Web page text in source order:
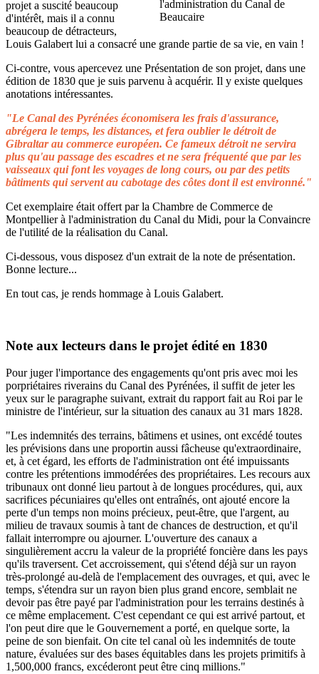
projet a suscité beaucoup
d'intérêt, mais il a connu
beaucoup de détracteurs,
Louis Galabert lui a consacré une grande partie de sa vie, en vain !
Ci-contre, vous apercevez une Présentation de son projet, dans une
édition de 1830 que je suis parvenu à acquérir. Il y existe quelques
anotations intéressantes.
"Le Canal des Pyrénées économisera les frais d'assurance,
abrégera le temps, les distances, et fera oublier le détroit de
Gibraltar au commerce européen. Ce fameux détroit ne servira
plus qu'au passage des escadres et ne sera fréquenté que par les
vaisseaux qui font les voyages de long cours, ou par des petits
bâtiments qui servent au cabotage des côtes dont il est environné."
Cet exemplaire était offert par la Chambre de Commerce de
Montpellier à l'administration du Canal du Midi, pour la Convaincre
de l'utilité de la réalisation du Canal.
Ci-dessous, vous disposez d'un extrait de la note de présentation.
Bonne lecture...
En tout cas, je rends hommage à Louis Galabert.
Note aux lecteurs dans le projet édité en 1830
Pour juger l'importance des engagements qu'ont pris avec moi les
porpriétaires riverains du Canal des Pyrénées, il suffit de jeter les
yeux sur le paragraphe suivant, extrait du rapport fait au Roi par le
ministre de l'intérieur, sur la situation des canaux au 31 mars 1828.
"Les indemnités des terrains, bâtimens et usines, ont excédé toutes
les prévisions dans une proportin aussi fâcheuse qu'extraordinaire,
et, à cet égard, les efforts de l'administration ont été impuissants
contre les prétentions immodérées des propriétaires. Les recours aux
tribunaux ont donné lieu partout à de longues procédures, qui, aux
sacrifices pécuniaires qu'elles ont entraînés, ont ajouté encore la
perte d'un temps non moins précieux, peut-être, que l'argent, au
milieu de travaux soumis à tant de chances de destruction, et qu'il
fallait interrompre ou ajourner. L'ouverture des canaux a
singulièrement accru la valeur de la propriété foncière dans les pays
qu'ils traversent. Cet accroissement, qui s'étend déjà sur un rayon
très-prolongé au-delà de l'emplacement des ouvrages, et qui, avec le
temps, s'étendra sur un rayon bien plus grand encore, semblait ne
devoir pas être payé par l'administration pour les terrains destinés à
ce même emplacement. C'est cependant ce qui est arrivé partout, et
l'on peut dire que le Gouvernement a porté, en quelque sorte, la
peine de son bienfait. On cite tel canal où les indemnités de toute
nature, évaluées sur des bases équitables dans les projets primitifs à
1,500,000 francs, excéderont peut être cinq millions."